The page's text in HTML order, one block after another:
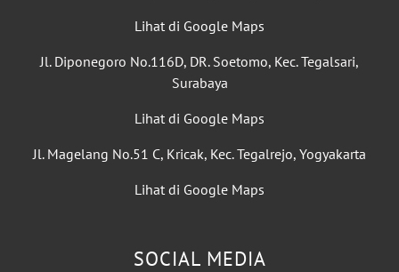
Lihat di Google Maps
Jl. Diponegoro No.116D, DR. Soetomo, Kec. Tegalsari,
Surabaya
Lihat di Google Maps
Jl. Magelang No.51 C, Kricak, Kec. Tegalrejo, Yogyakarta
Lihat di Google Maps
SOCIAL MEDIA